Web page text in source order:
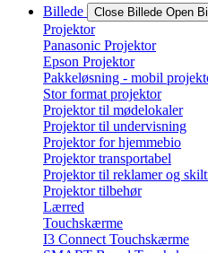
Billede Close Billede Open
Projektor
Panasonic Projektor
Epson Projektor
Pakkeløsning - mobil
Stor format projektor
Projektor til mødelokaler
Projektor til undervisning
Projektor for hjemmebio
Projektor transportabel
Projektor til reklamer og
Projektor tilbehør
Lærred
Touchskærme
I3 Connect Touchskærme